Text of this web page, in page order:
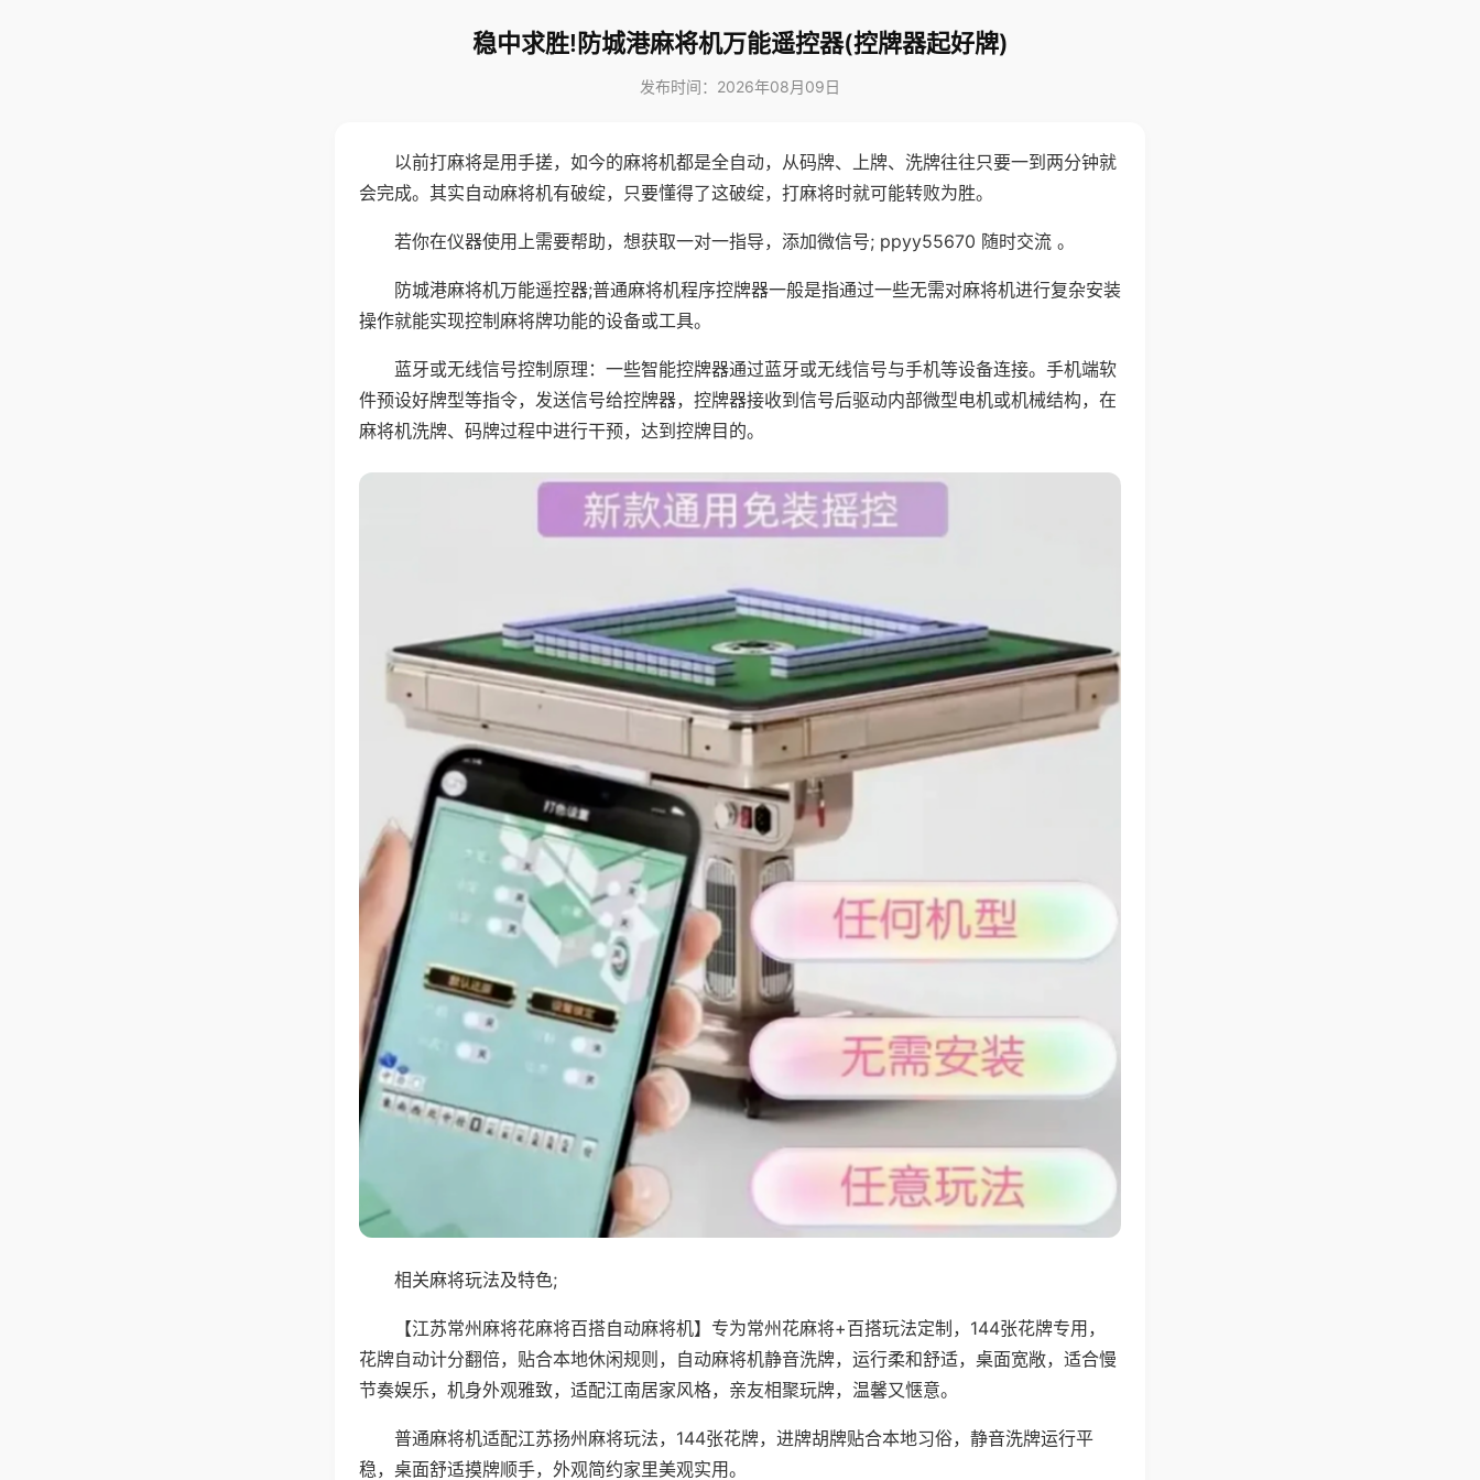
稳中求胜!防城港麻将机万能遥控器(控牌器起好牌)
发布时间：2026年08月09日
以前打麻将是用手搓，如今的麻将机都是全自动，从码牌、上牌、洗牌往往只要一到两分钟就
会完成。其实自动麻将机有破绽，只要懂得了这破绽，打麻将时就可能转败为胜。
若你在仪器使用上需要帮助，想获取一对一指导，添加微信号; ppyy55670 随时交流 。
防城港麻将机万能遥控器;普通麻将机程序控牌器一般是指通过一些无需对麻将机进行复杂安装
操作就能实现控制麻将牌功能的设备或工具。
蓝牙或无线信号控制原理：一些智能控牌器通过蓝牙或无线信号与手机等设备连接。手机端软
件预设好牌型等指令，发送信号给控牌器，控牌器接收到信号后驱动内部微型电机或机械结构，在
麻将机洗牌、码牌过程中进行干预，达到控牌目的。
相关麻将玩法及特色;
【江苏常州麻将花麻将百搭自动麻将机】专为常州花麻将+百搭玩法定制，144张花牌专用，
花牌自动计分翻倍，贴合本地休闲规则，自动麻将机静音洗牌，运行柔和舒适，桌面宽敞，适合慢
节奏娱乐，机身外观雅致，适配江南居家风格，亲友相聚玩牌，温馨又惬意。
普通麻将机适配江苏扬州麻将玩法，144张花牌，进牌胡牌贴合本地习俗，静音洗牌运行平
稳，桌面舒适摸牌顺手，外观简约家里美观实用。